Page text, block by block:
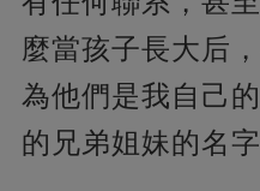
麼當孩子長大后
為他們是我自己
的兄弟姐妹的名字